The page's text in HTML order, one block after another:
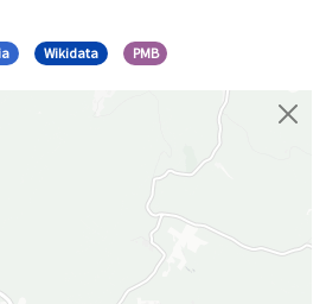
Wikidata PMB